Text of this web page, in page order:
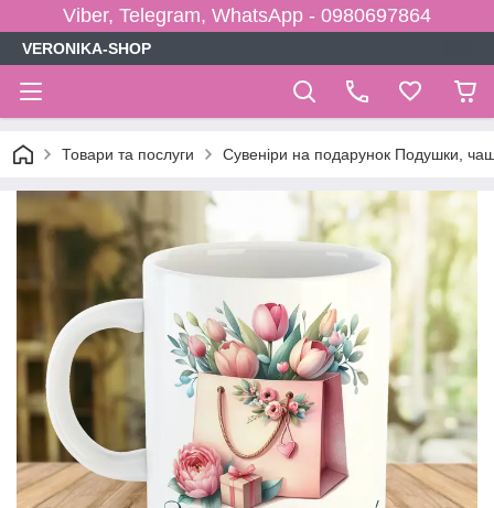
Viber, Telegram, WhatsApp - 0980697864
VERONIKA-SHOP
Товари та послуги Сувеніри на подарунок Подушки,